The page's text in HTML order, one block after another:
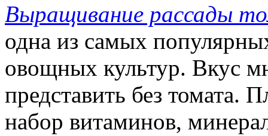
Выращивание рассады
одна из самых
овощных культур. Вкус
представить без томата.
набор витаминов,